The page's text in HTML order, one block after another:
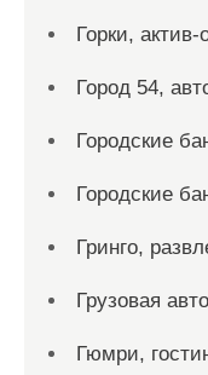
Горки, актив-
Город 54,
Городские
Городские
Гринго,
Грузовая
Гюмри,